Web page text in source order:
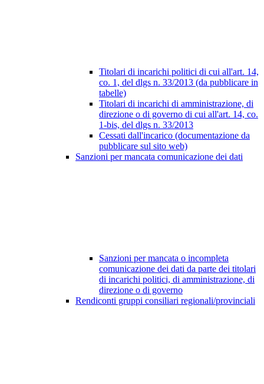
Titolari di incarichi politici di cui all'art. 14,
co. 1, del dlgs n. 33/2013 (da pubblicare in
tabelle)
Titolari di incarichi di amministrazione, di
direzione o di governo di cui all'art. 14, co.
1-bis, del dlgs n. 33/2013
Cessati dall'incarico (documentazione da
pubblicare sul sito web)
Sanzioni per mancata comunicazione dei dati
Sanzioni per mancata o incompleta
comunicazione dei dati da parte dei titolari
di incarichi politici, di amministrazione, di
direzione o di governo
Rendiconti gruppi consiliari regionali/provinciali